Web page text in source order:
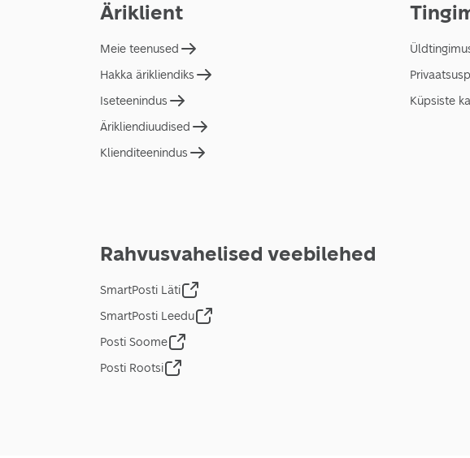
Äriklient
Meie teenused
Hakka ärikliendiks
Iseteenindus
Ärikliendiuudised
Klienditeenindus
Küpsiste
Rahvusvahelised veebilehed
SmartPosti Läti
SmartPosti Leedu
Posti Soome
Posti Rootsi